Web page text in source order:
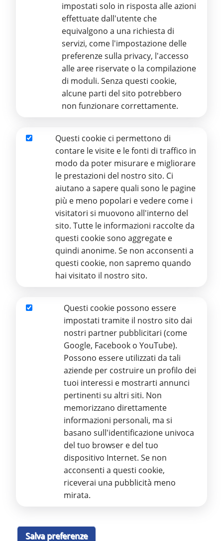
impostati solo in risposta alle azioni
effettuate dall'utente che
equivalgono a una richiesta di
servizi, come l'impostazione delle
preferenze sulla privacy, l'accesso
alle aree riservate o la compilazione
di moduli. Senza questi cookie,
alcune parti del sito potrebbero
non funzionare correttamente.
Questi cookie ci permettono di
contare le visite e le fonti di traffico in
modo da poter misurare e migliorare
le prestazioni del nostro sito. Ci
aiutano a sapere quali sono le pagine
più e meno popolari e vedere come i
visitatori si muovono all'interno del
sito. Tutte le informazioni raccolte da
questi cookie sono aggregate e
quindi anonime. Se non acconsenti a
questi cookie, non sapremo quando
hai visitato il nostro sito.
Questi cookie possono essere
impostati tramite il nostro sito dai
nostri partner pubblicitari (come
Google, Facebook o YouTube).
Possono essere utilizzati da tali
aziende per costruire un profilo dei
tuoi interessi e mostrarti annunci
pertinenti su altri siti. Non
memorizzano direttamente
informazioni personali, ma si
basano sull'identificazione univoca
del tuo browser e del tuo
dispositivo Internet. Se non
acconsenti a questi cookie,
riceverai una pubblicità meno
mirata.
Salva preferenze
Nel pomeriggio di ieri, 20 Maggio, l'Assessore
Regionale all'Istruzione e Formazione
Professionale,On. Mimmo Turano, ha fatto
visita alla nostra Stamperia e al Polo Tattile
Multimediale.
STAMPERIA IN OCCASIONE DELLA
GIORNATA MONDIALE DEI BAMBINI
Il 25 e 26 Maggio 2024, a Roma si terrà la
Giornata Mondiale dei Bambini. L'evento, voluto
e annunciato da Papa Francesco, coinvolgerà
migliaia di bambini e le loro famiglie, provenienti
da ogni parte del mondo. Il 25 allo Stadio
Olimpico si terrà l'incontro con tutte le
delegazioni internazionali, gli ospiti e ci sarà
soprattutto un momento intenso di dialogo dei
bambini con il Santo Padre. L'indomani in San
l'Angelus e il saluto conclusivo del Papa.
Stamperia Regionale Braille ETS
Via Aurelio Nicolodi, 4 – 95125 CATANIA
Ente del Terzo Settore
Iscritto al RUNTS con D.D.G. n. 2359 del 23/11/2022 e Repertorio
Partita IVA 03986590879 - Codice Fiscale 93116920872
Iscrizione REA: CT-299111
info@stamperiabrailleuic.it
amministrazione@pec.stamperiabrailleuic.it
GDPR – Regolamento Protezione Dati Personali
Leggi Informativa